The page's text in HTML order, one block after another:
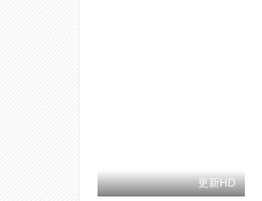
更新HD